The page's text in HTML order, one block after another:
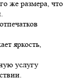
же размера, что
яркость,
услугу